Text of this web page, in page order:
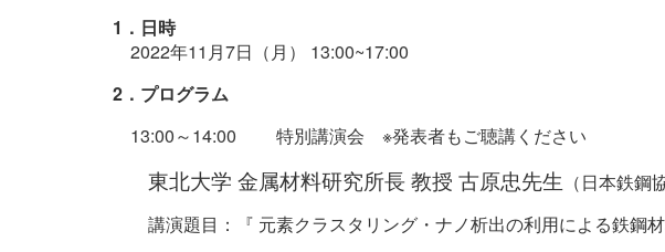
1．日時
2022年11月7日（月） 13:00~17:00
2．プログラム
13:00～14:00
特別講演会 ※発表者もご聴講ください
東北大学 金属材料研究所長 教授 古原忠先生 （日本鉄鋼
講演題目：『 元素クラスタリング・ナノ析出の利用による鉄鋼